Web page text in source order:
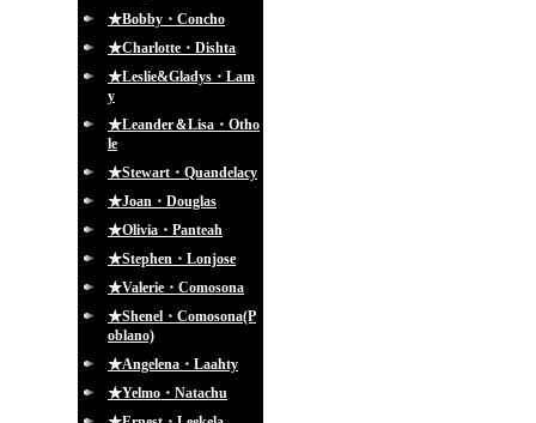
★Bobby・Concho
★Charlotte・Dishta
★Leslie&Gladys・Lam
y
★Leander＆Lisa・Otho
le
★Stewart・Quandelacy
★Joan・Douglas
★Olivia・Panteah
★Stephen・Lonjose
★Valerie・Comosona
★Shenel・Comosona(P
oblano)
★Angelena・Laahty
★Yelmo・Natachu